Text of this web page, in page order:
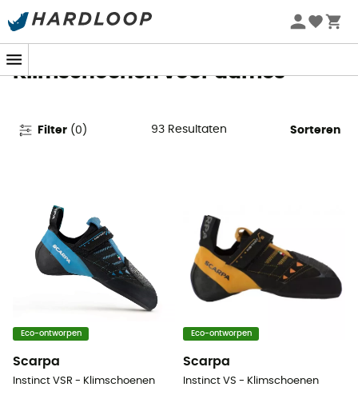
Zomeraanbiedingen 🔥 -5% EXTRA vanaf 2 producten* met
Klimschoenen voor dames
Filter (0 ) 93 Resultaten Sorteren
Eco-ontworpen
Scarpa
Instinct VSR - Klimschoenen
Eco-ontworpen
Scarpa
Instinct VS - Klimschoenen